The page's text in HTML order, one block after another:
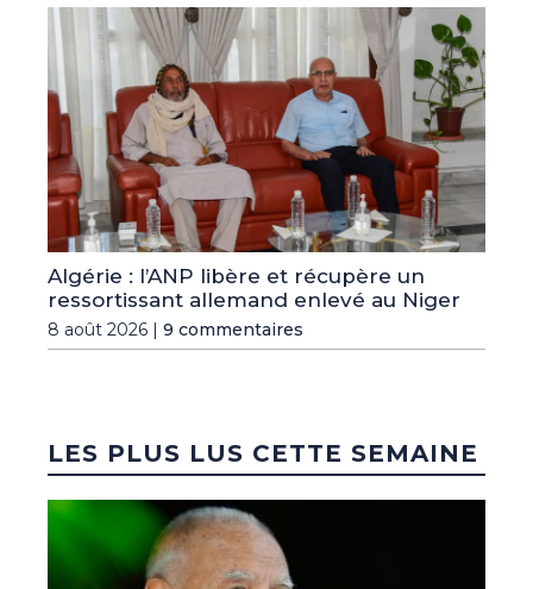
Algérie : l’ANP libère et récupère un
ressortissant allemand enlevé au Niger
8 août 2026 | 9 commentaires
LES PLUS LUS CETTE SEMAINE